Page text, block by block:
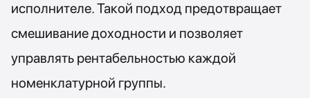
исполнителе. Такой подход предотвращает
смешивание доходности и позволяет
управлять рентабельностью каждой
номенклатурной группы.